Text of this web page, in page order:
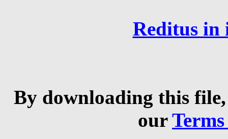
Reditus in
By downloading this
our